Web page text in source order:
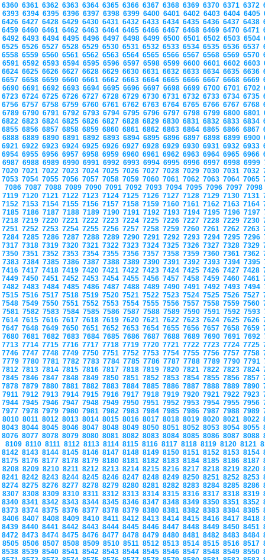
6360 6361 6362 6363 6364 6365 6366 6367 6368 6369 6370 6371 6372
6393 6394 6395 6396 6397 6398 6399 6400 6401 6402 6403 6404 6405
6426 6427 6428 6429 6430 6431 6432 6433 6434 6435 6436 6437 6438
6459 6460 6461 6462 6463 6464 6465 6466 6467 6468 6469 6470 6471
6492 6493 6494 6495 6496 6497 6498 6499 6500 6501 6502 6503 6504
6525 6526 6527 6528 6529 6530 6531 6532 6533 6534 6535 6536 6537
6558 6559 6560 6561 6562 6563 6564 6565 6566 6567 6568 6569 6570
6591 6592 6593 6594 6595 6596 6597 6598 6599 6600 6601 6602 6603
6624 6625 6626 6627 6628 6629 6630 6631 6632 6633 6634 6635 6636
6657 6658 6659 6660 6661 6662 6663 6664 6665 6666 6667 6668 6669
6690 6691 6692 6693 6694 6695 6696 6697 6698 6699 6700 6701 6702
6723 6724 6725 6726 6727 6728 6729 6730 6731 6732 6733 6734 6735
6756 6757 6758 6759 6760 6761 6762 6763 6764 6765 6766 6767 6768
6789 6790 6791 6792 6793 6794 6795 6796 6797 6798 6799 6800 6801
6822 6823 6824 6825 6826 6827 6828 6829 6830 6831 6832 6833 6834
6855 6856 6857 6858 6859 6860 6861 6862 6863 6864 6865 6866 6867
6888 6889 6890 6891 6892 6893 6894 6895 6896 6897 6898 6899 6900
6921 6922 6923 6924 6925 6926 6927 6928 6929 6930 6931 6932 6933
6954 6955 6956 6957 6958 6959 6960 6961 6962 6963 6964 6965 6966
6987 6988 6989 6990 6991 6992 6993 6994 6995 6996 6997 6998 6999
7020 7021 7022 7023 7024 7025 7026 7027 7028 7029 7030 7031 7032
7053 7054 7055 7056 7057 7058 7059 7060 7061 7062 7063 7064 7065
7086 7087 7088 7089 7090 7091 7092 7093 7094 7095 7096 7097
7119 7120 7121 7122 7123 7124 7125 7126 7127 7128 7129 7130 7131
7152 7153 7154 7155 7156 7157 7158 7159 7160 7161 7162 7163 7164
7185 7186 7187 7188 7189 7190 7191 7192 7193 7194 7195 7196 7197
7218 7219 7220 7221 7222 7223 7224 7225 7226 7227 7228 7229 7230
7251 7252 7253 7254 7255 7256 7257 7258 7259 7260 7261 7262 7263
7284 7285 7286 7287 7288 7289 7290 7291 7292 7293 7294 7295 7296
7317 7318 7319 7320 7321 7322 7323 7324 7325 7326 7327 7328 7329
7350 7351 7352 7353 7354 7355 7356 7357 7358 7359 7360 7361 7362
7383 7384 7385 7386 7387 7388 7389 7390 7391 7392 7393 7394 7395
7416 7417 7418 7419 7420 7421 7422 7423 7424 7425 7426 7427 7428
7449 7450 7451 7452 7453 7454 7455 7456 7457 7458 7459 7460 7461
7482 7483 7484 7485 7486 7487 7488 7489 7490 7491 7492 7493 7494
7515 7516 7517 7518 7519 7520 7521 7522 7523 7524 7525 7526 7527
7548 7549 7550 7551 7552 7553 7554 7555 7556 7557 7558 7559 7560
7581 7582 7583 7584 7585 7586 7587 7588 7589 7590 7591 7592 7593
7614 7615 7616 7617 7618 7619 7620 7621 7622 7623 7624 7625 7626
7647 7648 7649 7650 7651 7652 7653 7654 7655 7656 7657 7658 7659
7680 7681 7682 7683 7684 7685 7686 7687 7688 7689 7690 7691 7692
7713 7714 7715 7716 7717 7718 7719 7720 7721 7722 7723 7724 7725
7746 7747 7748 7749 7750 7751 7752 7753 7754 7755 7756 7757 7758
7779 7780 7781 7782 7783 7784 7785 7786 7787 7788 7789 7790 7791
7812 7813 7814 7815 7816 7817 7818 7819 7820 7821 7822 7823 7824
7845 7846 7847 7848 7849 7850 7851 7852 7853 7854 7855 7856 7857
7878 7879 7880 7881 7882 7883 7884 7885 7886 7887 7888 7889 7890
7911 7912 7913 7914 7915 7916 7917 7918 7919 7920 7921 7922 7923
7944 7945 7946 7947 7948 7949 7950 7951 7952 7953 7954 7955 7956
7977 7978 7979 7980 7981 7982 7983 7984 7985 7986 7987 7988 7989
8010 8011 8012 8013 8014 8015 8016 8017 8018 8019 8020 8021 8022
8043 8044 8045 8046 8047 8048 8049 8050 8051 8052 8053 8054 8055
8076 8077 8078 8079 8080 8081 8082 8083 8084 8085 8086 8087 8088
8109 8110 8111 8112 8113 8114 8115 8116 8117 8118 8119 8120 8121
8142 8143 8144 8145 8146 8147 8148 8149 8150 8151 8152 8153 8154
8175 8176 8177 8178 8179 8180 8181 8182 8183 8184 8185 8186 8187
8208 8209 8210 8211 8212 8213 8214 8215 8216 8217 8218 8219 8220
8241 8242 8243 8244 8245 8246 8247 8248 8249 8250 8251 8252 8253
8274 8275 8276 8277 8278 8279 8280 8281 8282 8283 8284 8285 8286
8307 8308 8309 8310 8311 8312 8313 8314 8315 8316 8317 8318 8319
8340 8341 8342 8343 8344 8345 8346 8347 8348 8349 8350 8351 8352
8373 8374 8375 8376 8377 8378 8379 8380 8381 8382 8383 8384 8385
8406 8407 8408 8409 8410 8411 8412 8413 8414 8415 8416 8417 8418
8439 8440 8441 8442 8443 8444 8445 8446 8447 8448 8449 8450 8451
8472 8473 8474 8475 8476 8477 8478 8479 8480 8481 8482 8483 8484
8505 8506 8507 8508 8509 8510 8511 8512 8513 8514 8515 8516 8517
8538 8539 8540 8541 8542 8543 8544 8545 8546 8547 8548 8549 8550